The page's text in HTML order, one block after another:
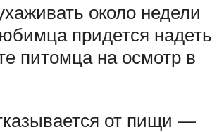
около недели
придется надеть
питомца на осмотр в
от пищи —